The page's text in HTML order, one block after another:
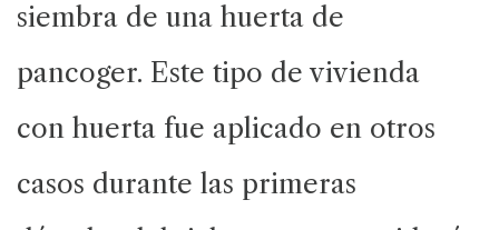
siembra de una huerta de
pancoger. Este tipo de vivienda
con huerta fue aplicado en otros
casos durante las primeras